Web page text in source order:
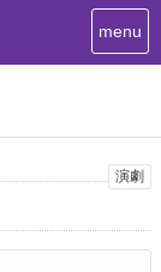
T
o
i
menu
演劇